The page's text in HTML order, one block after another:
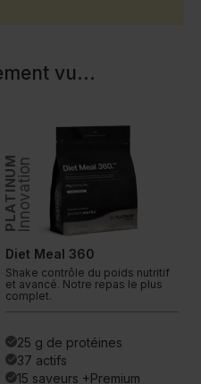
vu...
PLATINUMInnovation
Diet Meal 360
Shake contrôle du poids nutritif
et avancé. Notre repas le plus
complet.
done25 g de protéines
done37 actifs
done15 saveurs +Premium